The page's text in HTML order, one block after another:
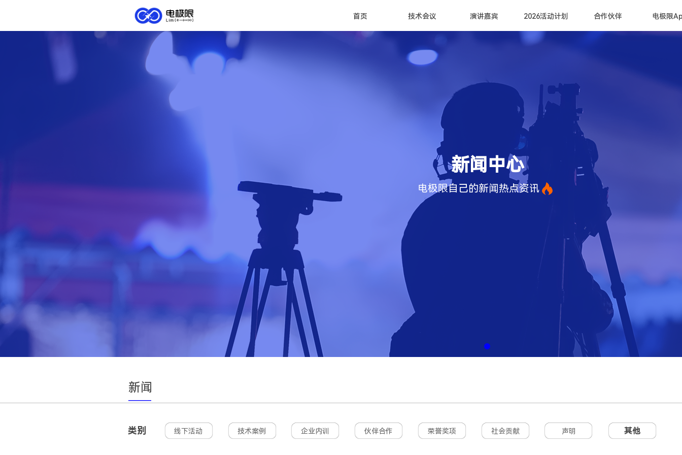
新闻中心
电极限自己的新闻热点资讯
线下活动 技术案例 企业内训 伙伴合作 荣誉奖项 社会贡献 声明 其他
类别
新闻
一
首页 技术会议 演讲嘉宾 2026活动计划 合作伙伴 电极限